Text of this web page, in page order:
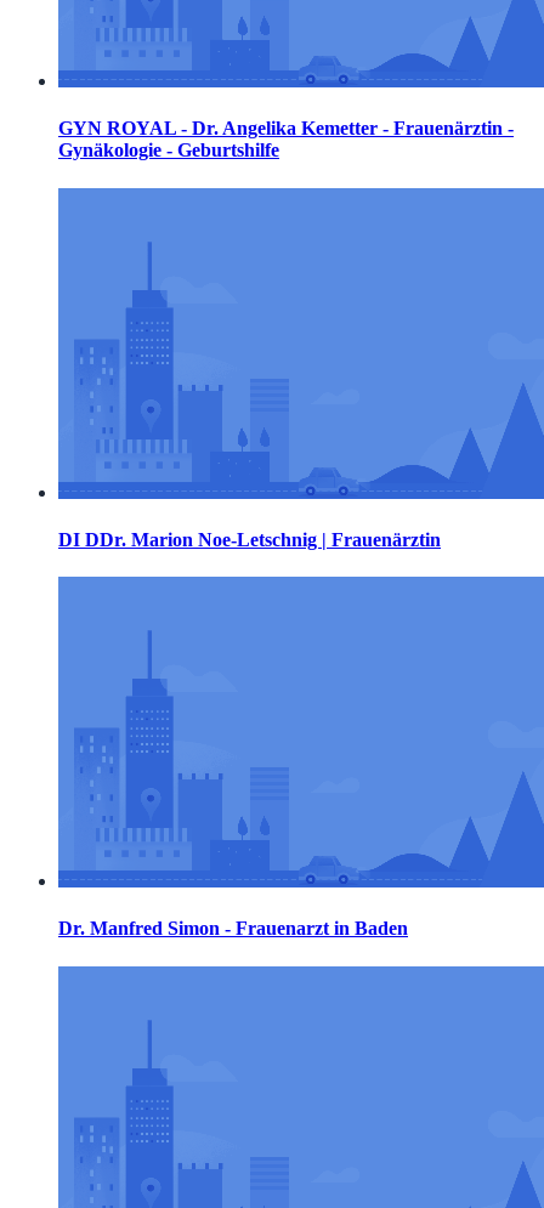
GYN ROYAL - Dr. Angelika Kemetter - Frauenärztin -
Gynäkologie - Geburtshilfe
DI DDr. Marion Noe-Letschnig | Frauenärztin
Dr. Manfred Simon - Frauenarzt in Baden